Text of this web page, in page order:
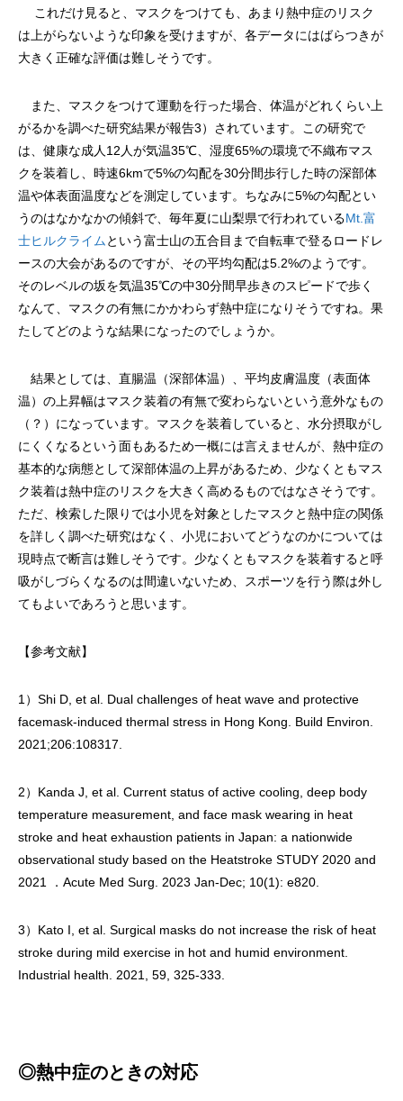
これだけ見ると、マスクをつけても、あまり熱中症のリスク
は上がらないような印象を受けますが、各データにはばらつきが
大きく正確な評価は難しそうです。
また、マスクをつけて運動を行った場合、体温がどれくらい上
がるかを調べた研究結果が報告3）されています。この研究で
は、健康な成人12人が気温35℃、湿度65%の環境で不織布マス
クを装着し、時速6kmで5%の勾配を30分間歩行した時の深部体
温や体表面温度などを測定しています。ちなみに5%の勾配とい
うのはなかなかの傾斜で、毎年夏に山梨県で行われているMt.富
士ヒルクライムという富士山の五合目まで自転車で登るロードレ
ースの大会があるのですが、その平均勾配は5.2%のようです。
そのレベルの坂を気温35℃の中30分間早歩きのスピードで歩く
なんて、マスクの有無にかかわらず熱中症になりそうですね。果
たしてどのような結果になったのでしょうか。
結果としては、直腸温（深部体温）、平均皮膚温度（表面体
温）の上昇幅はマスク装着の有無で変わらないという意外なもの
（？）になっています。マスクを装着していると、水分摂取がし
にくくなるという面もあるため一概には言えませんが、熱中症の
基本的な病態として深部体温の上昇があるため、少なくともマス
ク装着は熱中症のリスクを大きく高めるものではなさそうです。
ただ、検索した限りでは小児を対象としたマスクと熱中症の関係
を詳しく調べた研究はなく、小児においてどうなのかについては
現時点で断言は難しそうです。少なくともマスクを装着すると呼
吸がしづらくなるのは間違いないため、スポーツを行う際は外し
てもよいであろうと思います。
【参考文献】
1）Shi D, et al. Dual challenges of heat wave and protective
facemask-induced thermal stress in Hong Kong. Build Environ.
2021;206:108317.
2）Kanda J, et al. Current status of active cooling, deep body
temperature measurement, and face mask wearing in heat
stroke and heat exhaustion patients in Japan: a nationwide
observational study based on the Heatstroke STUDY 2020 and
2021 ．Acute Med Surg. 2023 Jan-Dec; 10(1): e820.
3）Kato I, et al. Surgical masks do not increase the risk of heat
stroke during mild exercise in hot and humid environment.
Industrial health. 2021, 59, 325-333.
◎熱中症のときの対応